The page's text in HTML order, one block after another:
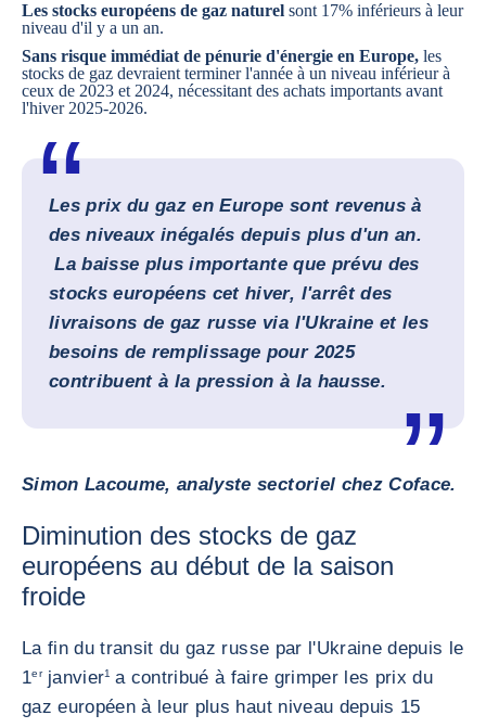
Les stocks européens de gaz naturel sont 17% inférieurs à leur
niveau d'il y a un an.
Sans risque immédiat de pénurie d'énergie en Europe, les
stocks de gaz devraient terminer l'année à un niveau inférieur à
ceux de 2023 et 2024, nécessitant des achats importants avant
l'hiver 2025-2026.
Les prix du gaz en Europe sont revenus à
des niveaux inégalés depuis plus d'un an.
La baisse plus importante que prévu des
stocks européens cet hiver, l'arrêt des
livraisons de gaz russe via l'Ukraine et les
besoins de remplissage pour 2025
contribuent à la pression à la hausse.
Simon Lacoume, analyste sectoriel chez Coface.
Diminution des stocks de gaz
européens au début de la saison
froide
La fin du transit du gaz russe par l'Ukraine depuis le
1erjanvier1 a contribué à faire grimper les prix du
gaz européen à leur plus haut niveau depuis 15